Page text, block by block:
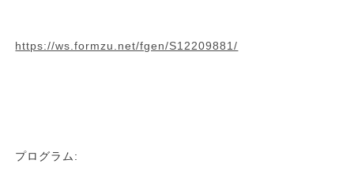
https://ws.formzu.net/fgen/S12209881/
プログラム: